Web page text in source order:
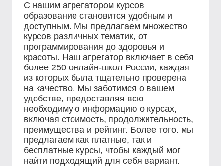
С нашим агрегатором курсов
образование становится удобным и
доступным. Мы предлагаем множество
курсов различных тематик, от
программирования до здоровья и
красоты. Наш агрегатор включает в себя
более 250 онлайн-школ России, каждая
из которых была тщательно проверена
на качество. Мы заботимся о вашем
удобстве, предоставляя всю
необходимую информацию о курсах,
включая стоимость, продолжительность,
преимущества и рейтинг. Более того, мы
предлагаем как платные, так и
бесплатные курсы, чтобы каждый мог
найти подходящий для себя вариант.